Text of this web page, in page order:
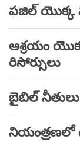
పజిల్ యొక్క
ఆశ్రయం
రిసోర్సులు
బైబిల్ నీతులు
నియంత్రణలో